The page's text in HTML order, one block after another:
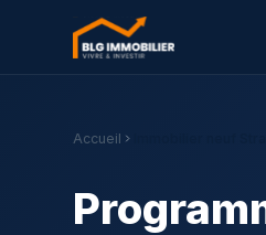
Accueil